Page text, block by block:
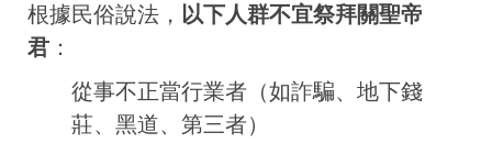
根據民俗說法， 以下人群不宜祭拜關聖帝
君 ：
從事不正當行業者（如詐騙、地下錢
莊、黑道、第三者）